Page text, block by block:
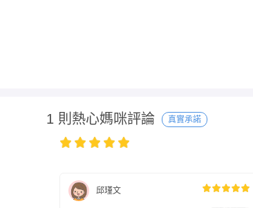
1 則熱心媽咪評論 真實承諾
邱瑾文